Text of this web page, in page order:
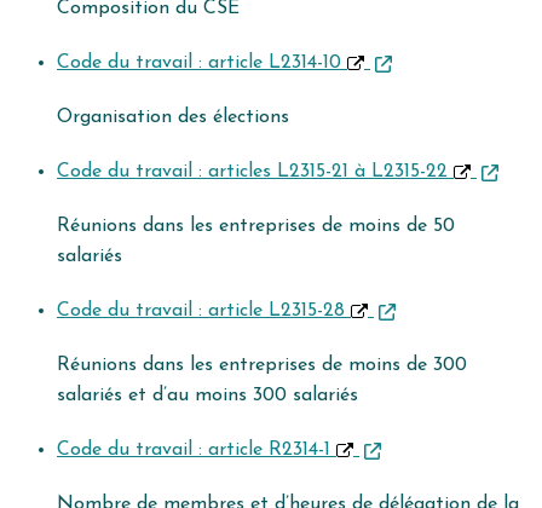
Composition du CSE
Code du travail : article L2314-10
Organisation des élections
Code du travail : articles L2315-21 à L2315-22
Réunions dans les entreprises de moins de 50
salariés
Code du travail : article L2315-28
Réunions dans les entreprises de moins de 300
salariés et d’au moins 300 salariés
Code du travail : article R2314-1